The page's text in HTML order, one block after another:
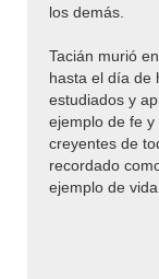
los demás.
Tacián murió
hasta el día de
estudiados y
ejemplo de fe
creyentes de
recordado
ejemplo de